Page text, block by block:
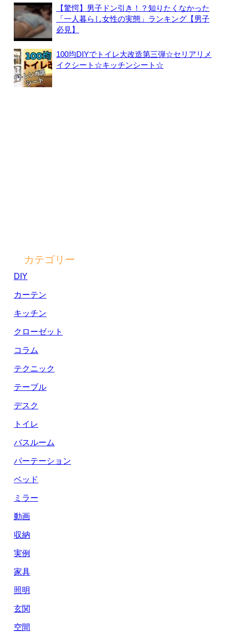
【驚愕】男子ドン引き！？知りたくなかった
「一人暮らし女性の実態」ランキング【男子
必見】
100均DIYでトイレ大改造第三弾☆セリアリメ
イクシート☆キッチンシート☆
カテゴリー
DIY
カーテン
キッチン
クローゼット
コラム
テクニック
テーブル
デスク
トイレ
バスルーム
パーテーション
ベッド
ミラー
動画
収納
実例
家具
照明
玄関
空間